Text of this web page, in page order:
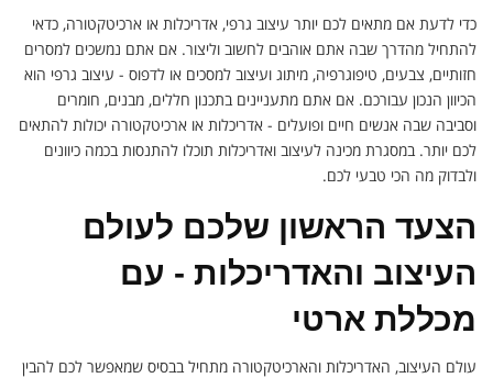
כדי לדעת אם מתאים לכם יותר עיצוב גרפי, אדריכלות או ארכיטקטורה, כדאי
להתחיל מהדרך שבה אתם אוהבים לחשוב וליצור. אם אתם נמשכים למסרים
חזותיים, צבעים, טיפוגרפיה, מיתוג ועיצוב למסכים או לדפוס - עיצוב גרפי הוא
הכיוון הנכון עבורכם. אם אתם מתעניינים בתכנון חללים, מבנים, חומרים
וסביבה שבה אנשים חיים ופועלים - אדריכלות או ארכיטקטורה יכולות להתאים
לכם יותר. במסגרת מכינה לעיצוב ואדריכלות תוכלו להתנסות בכמה כיוונים
ולבדוק מה הכי טבעי לכם.
הצעד הראשון שלכם לעולם
העיצוב והאדריכלות - עם
מכללת ארטי
עולם העיצוב, האדריכלות והארכיטקטורה מתחיל בבסיס שמאפשר לכם להבין